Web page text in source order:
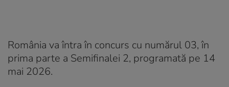
România va întra în concurs cu numărul 03, în
prima parte a Semifinalei 2, programată pe 14
mai 2026.